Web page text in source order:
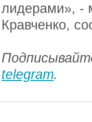
лидерами», -
Кравченко,
telegram.